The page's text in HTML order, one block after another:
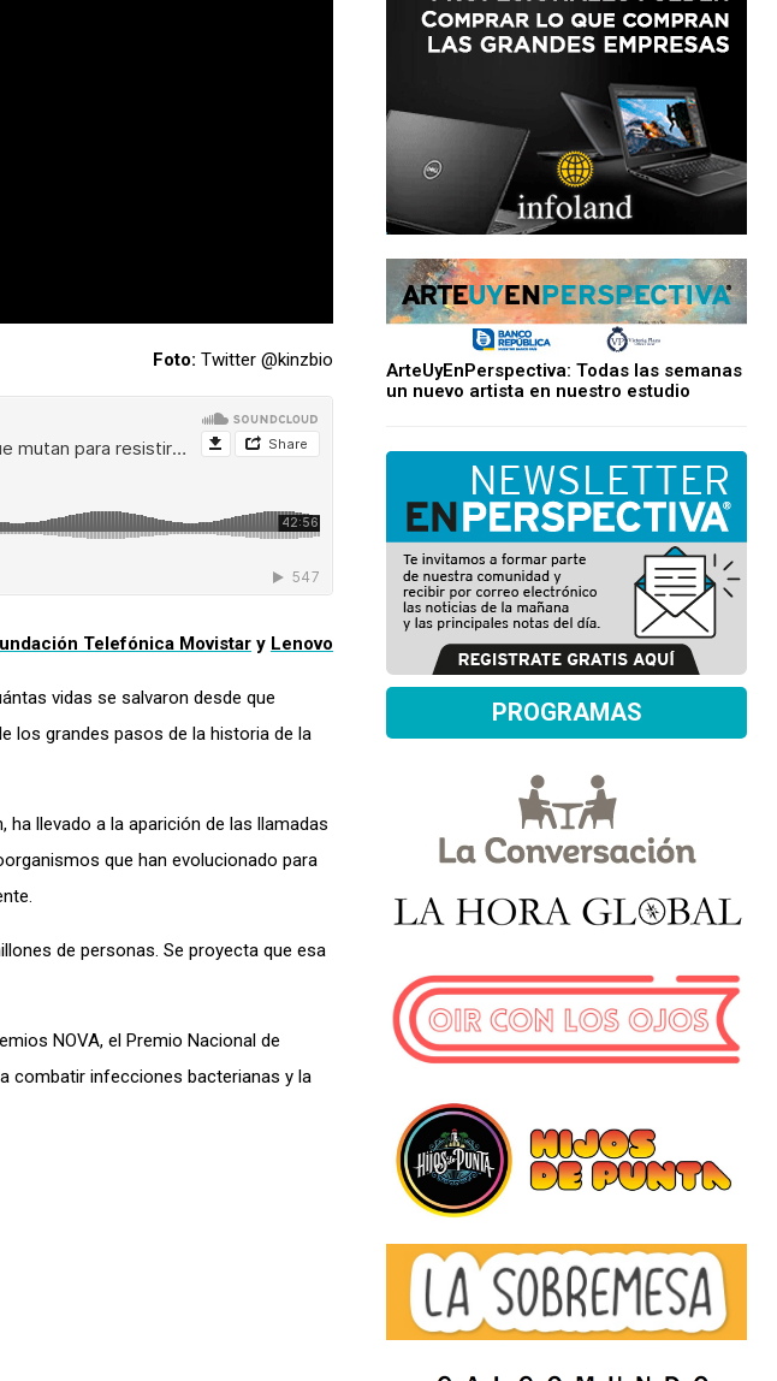
Foto: Twitter @kinzbio
Telefónica Movistar y Lenovo
vidas se salvaron desde que
los grandes pasos de la historia de la
llevado a la aparición de las llamadas
que han evolucionado para
de personas. Se proyecta que esa
NOVA, el Premio Nacional de
combatir infecciones bacterianas y la
ArteUyEnPerspectiva: Todas las semanas
un nuevo artista en nuestro estudio
PROGRAMAS